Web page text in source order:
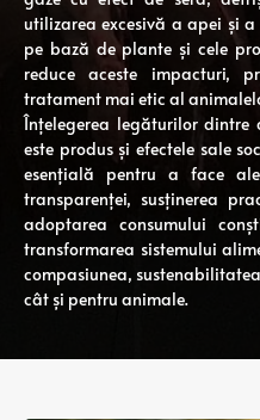
utilizarea excesivă a apei și
pe bază de plante și cele
reduce aceste impacturi,
tratament mai etic al
Înțelegerea legăturilor dintre
este produs și efectele sale
esențială pentru a face
transparenței, susținerea
adoptarea consumului
transformarea sistemului
compasiunea,
cât și pentru animale.